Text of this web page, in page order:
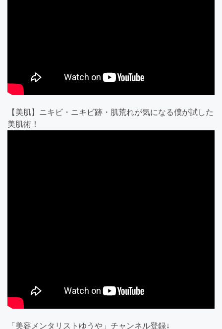
【美肌】ニキビ・ニキビ跡・肌荒れが気になる僕が試した
美肌術！
「美容メンタリストゆうや」チャンネル登録↓